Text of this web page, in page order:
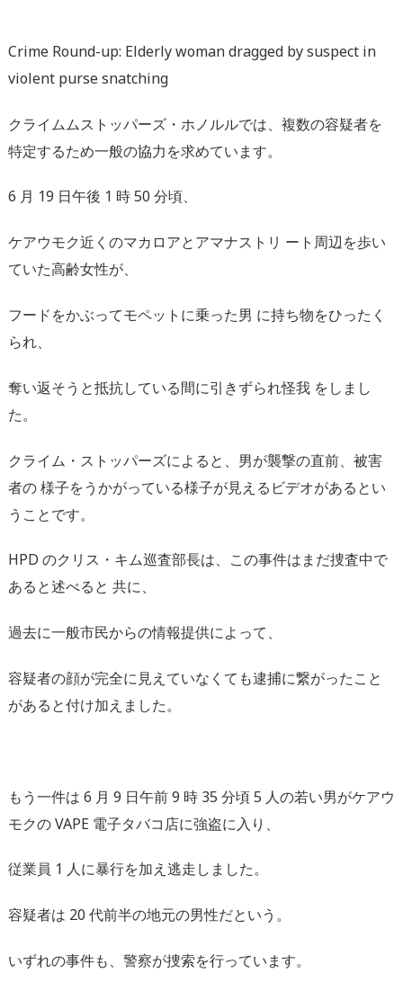
Crime Round-up: Elderly woman dragged by suspect in
violent purse snatching
クライムムストッパーズ・ホノルルでは、複数の容疑者を
特定するため一般の協力を求めています。
6 月 19 日午後 1 時 50 分頃、
ケアウモク近くのマカロアとアマナストリ ート周辺を歩い
ていた高齢女性が、
フードをかぶってモペットに乗った男 に持ち物をひったく
られ、
奪い返そうと抵抗している間に引きずられ怪我 をしまし
た。
クライム・ストッパーズによると、男が襲撃の直前、被害
者の 様子をうかがっている様子が見えるビデオがあるとい
うことです。
HPD のクリス・キム巡査部⻑は、この事件はまだ捜査中で
あると述べると 共に、
過去に一般市⺠からの情報提供によって、
容疑者の顔が完全に見えていなくても逮捕に繋がったこと
があると付け加えました。
もう一件は 6 月 9 日午前 9 時 35 分頃 5 人の若い男がケアウ
モクの VAPE 電子タバコ店に強盗に入り、
従業員 1 人に暴行を加え逃走しました。
容疑者は 20 代前半の地元の男性だという。
いずれの事件も、警察が捜索を行っています。